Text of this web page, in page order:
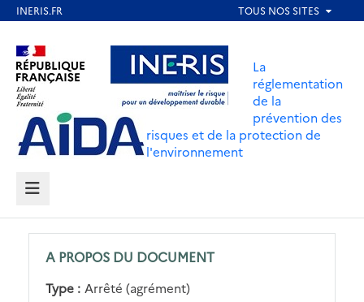
contenu
principal
Aller au contenu Aller au menu
Aller au pied de page
La
réglementation
de la
prévention des
risques et de la protection de
l'environnement
MENU
A PROPOS DU DOCUMENT
Type : Arrêté (agrément)